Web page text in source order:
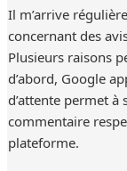
Il m’arrive
concernant des
Plusieurs raisons
d’abord, Google
d’attente permet
commentaire
plateforme.